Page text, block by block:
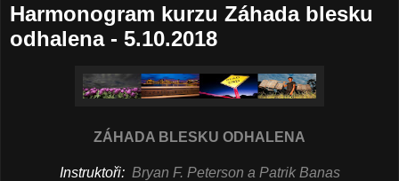
Harmonogram kurzu Záhada blesku
odhalena - 5.10.2018
ZÁHADA BLESKU ODHALENA
Instruktoři: Bryan F. Peterson a Patrik Banas